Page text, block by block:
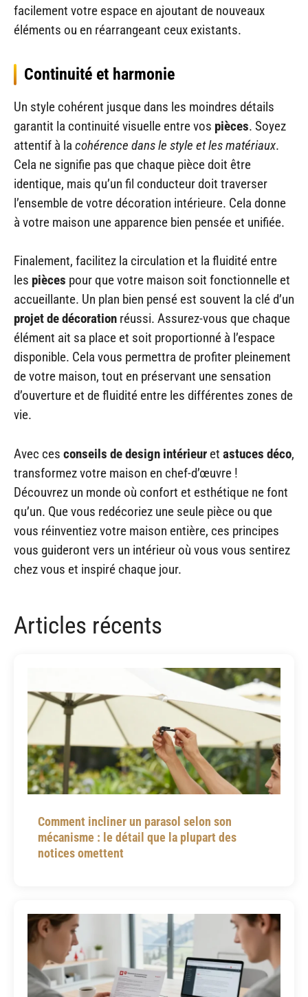
facilement votre espace en ajoutant de nouveaux
éléments ou en réarrangeant ceux existants.
Continuité et harmonie
Un style cohérent jusque dans les moindres détails
garantit la continuité visuelle entre vos pièces. Soyez
attentif à la cohérence dans le style et les matériaux.
Cela ne signifie pas que chaque pièce doit être
identique, mais qu’un fil conducteur doit traverser
l’ensemble de votre décoration intérieure. Cela donne
à votre maison une apparence bien pensée et unifiée.
Finalement, facilitez la circulation et la fluidité entre
les pièces pour que votre maison soit fonctionnelle et
accueillante. Un plan bien pensé est souvent la clé d’un
projet de décoration réussi. Assurez-vous que chaque
élément ait sa place et soit proportionné à l’espace
disponible. Cela vous permettra de profiter pleinement
de votre maison, tout en préservant une sensation
d’ouverture et de fluidité entre les différentes zones de
vie.
Avec ces conseils de design intérieur et astuces déco,
transformez votre maison en chef-d’œuvre !
Découvrez un monde où confort et esthétique ne font
qu’un. Que vous redécoriez une seule pièce ou que
vous réinventiez votre maison entière, ces principes
vous guideront vers un intérieur où vous vous sentirez
chez vous et inspiré chaque jour.
Articles récents
Comment incliner un parasol selon son
mécanisme : le détail que la plupart des
notices omettent